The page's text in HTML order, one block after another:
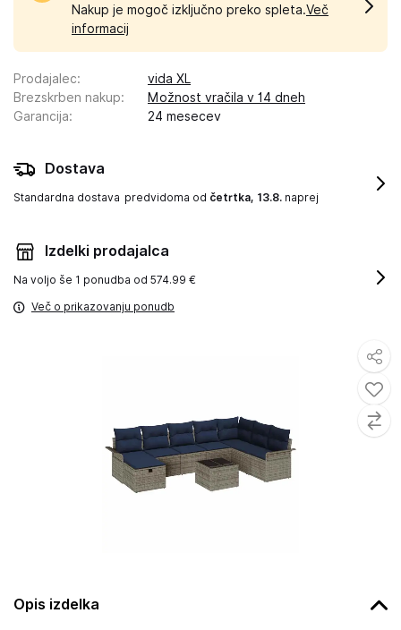
Opis izdelka
Nakup je mogoč izključno preko spleta.Več
informacij
Prodajalec:
vida XL
Brezskrben nakup:
Možnost vračila v 14 dneh
Garancija: 24 mesecev
Dostava
Standardna dostava predvidoma od četrtka, 13.8. naprej
Izdelki prodajalca
Na voljo še 1 ponudba od 574.99 €
Več o prikazovanju ponudb